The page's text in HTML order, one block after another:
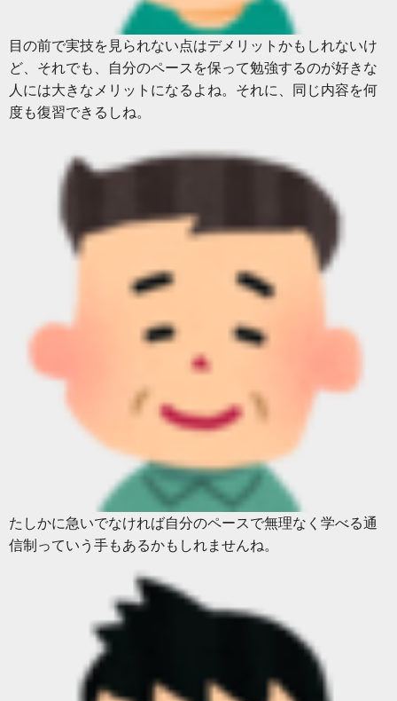
目の前で実技を見られない点はデメリットかもしれないけ
ど、それでも、自分のペースを保って勉強するのが好きな
人には大きなメリットになるよね。それに、同じ内容を何
度も復習できるしね。
たしかに急いでなければ自分のペースで無理なく学べる通
信制っていう手もあるかもしれませんね。